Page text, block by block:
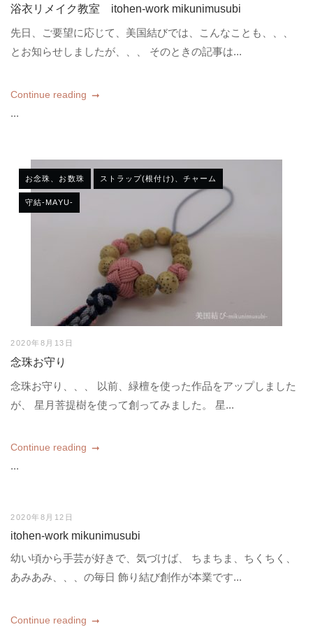
浴衣リメイク教室 itohen-work mikunimusubi
先日、ご要望に応じて、美国結びでは、こんなことも、、、
とお知らせしましたが、、、 そのときの記事は...
Continue reading
...
お念珠、お数珠 ストラップ(根付け)、チャーム
守結-MAYU-
2020年8月13日
念珠お守り
念珠お守り、、、 以前、緑檀を使った作品をアップしました
が、 星月菩提樹を使って創ってみました。 星...
Continue reading
...
2020年8月12日
itohen-work mikunimusubi
幼い頃から手芸が好きで、気づけば、 ちまちま、ちくちく、
あみあみ、、、の毎日 飾り結び創作が本業です...
Continue reading